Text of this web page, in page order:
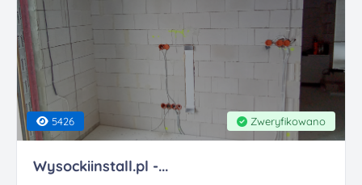
Zweryfikowano
5426
Wysockiinstall.pl -...